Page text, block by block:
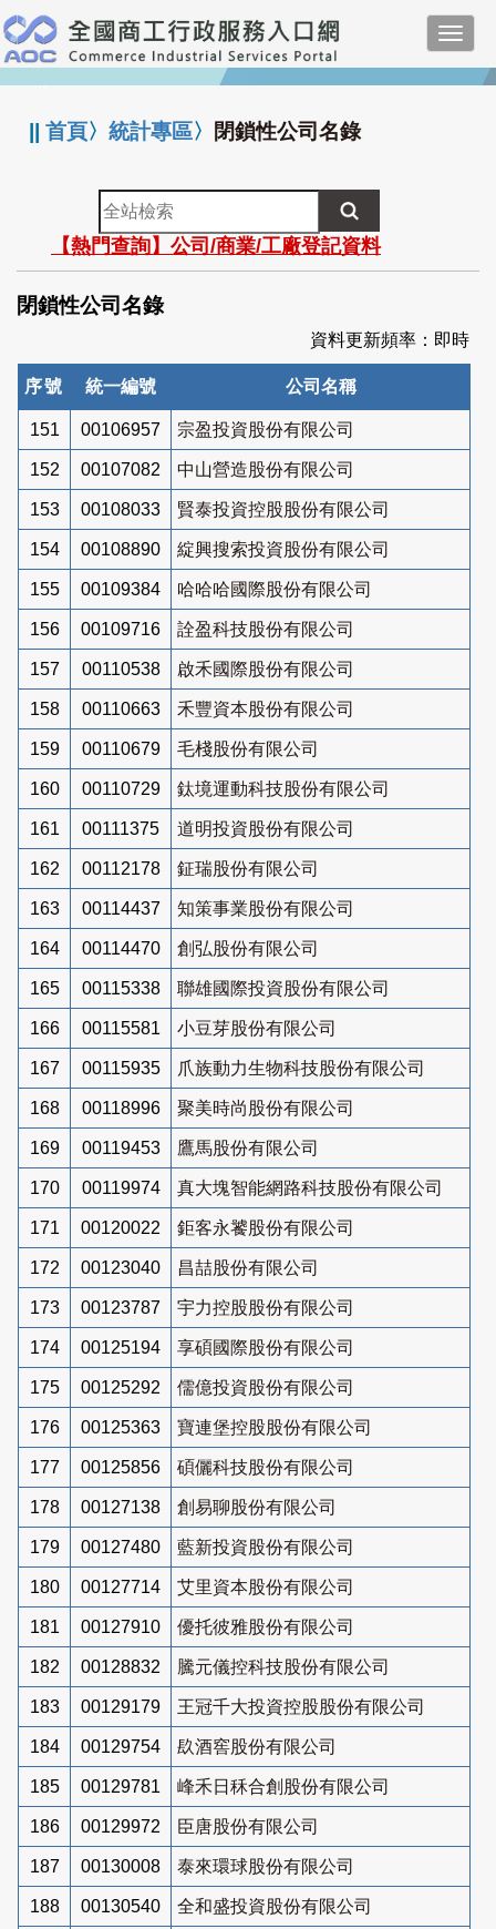
跳
到
主
要
:::
||首頁〉統計專區〉 閉鎖性公司名錄
全
站
檢
索
【熱門查詢】公司/商業/工廠登記資料
閉鎖性公司名錄
資料更新頻率：即時
序號 統一編號 公司名稱
151 00106957 宗盈投資股份有限公司
152 00107082 中山營造股份有限公司
153 00108033 賢泰投資控股股份有限公司
154 00108890 綻興搜索投資股份有限公司
155 00109384 哈哈哈國際股份有限公司
156 00109716 詮盈科技股份有限公司
157 00110538 啟禾國際股份有限公司
158 00110663 禾豐資本股份有限公司
159 00110679 毛棧股份有限公司
160 00110729 鈦境運動科技股份有限公司
161 00111375 道明投資股份有限公司
162 00112178 鉦瑞股份有限公司
163 00114437 知策事業股份有限公司
164 00114470 創弘股份有限公司
165 00115338 聯雄國際投資股份有限公司
166 00115581 小豆芽股份有限公司
167 00115935 爪族動力生物科技股份有限公司
168 00118996 聚美時尚股份有限公司
169 00119453 鷹馬股份有限公司
170 00119974 真大塊智能網路科技股份有限公司
171 00120022 鉅客永饕股份有限公司
172 00123040 昌喆股份有限公司
173 00123787 宇力控股股份有限公司
174 00125194 享碩國際股份有限公司
175 00125292 儒億投資股份有限公司
176 00125363 寶連堡控股股份有限公司
177 00125856 碩儷科技股份有限公司
178 00127138 創易聊股份有限公司
179 00127480 藍新投資股份有限公司
180 00127714 艾里資本股份有限公司
181 00127910 優托彼雅股份有限公司
182 00128832 騰元儀控科技股份有限公司
183 00129179 王冠千大投資控股股份有限公司
184 00129754 镹酒窖股份有限公司
185 00129781 峰禾日秝合創股份有限公司
186 00129972 臣唐股份有限公司
187 00130008 泰來環球股份有限公司
188 00130540 全和盛投資股份有限公司